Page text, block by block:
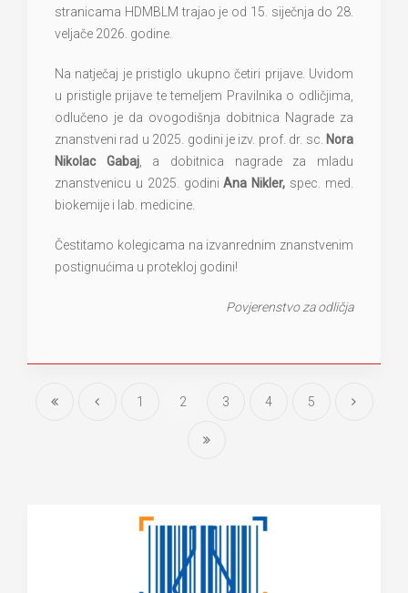
stranicama HDMBLM trajao je od 15. siječnja do 28.
veljače 2026. godine.
Na natječaj je pristiglo ukupno četiri prijave. Uvidom
u pristigle prijave te temeljem Pravilnika o odličjima,
odlučeno je da ovogodišnja dobitnica Nagrade za
znanstveni rad u 2025. godini je izv. prof. dr. sc. Nora
Nikolac Gabaj, a dobitnica nagrade za mladu
znanstvenicu u 2025. godiniAna Nikler, spec. med.
biokemije i lab. medicine.
Čestitamo kolegicama na izvanrednim znanstvenim
postignućima u protekloj godini!
Povjerenstvo za odličja
1 2 3 4 5